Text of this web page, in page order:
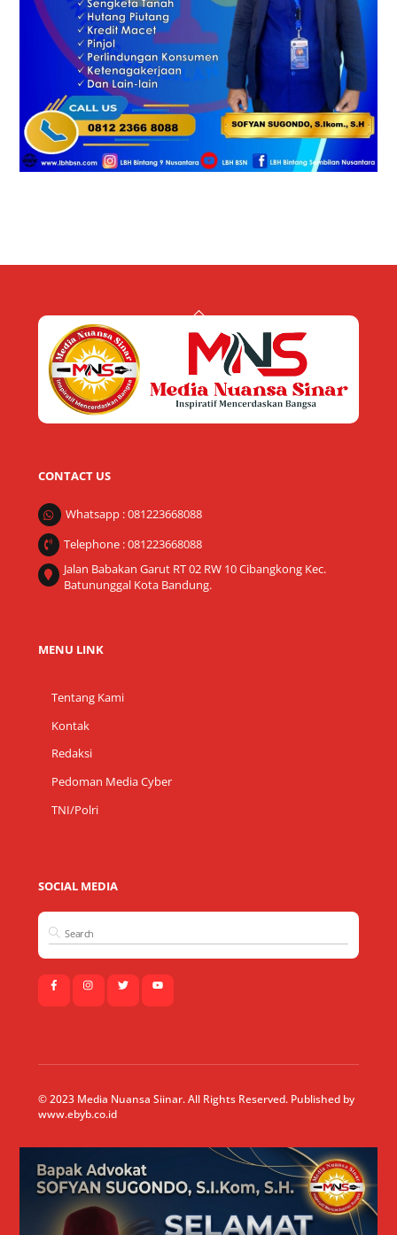
Back
Top
CONTACT US
Whatsapp : 081223668088
Telephone : 081223668088
Jalan Babakan Garut RT 02 RW 10 Cibangkong Kec.
Batununggal Kota Bandung.
MENU LINK
Tentang Kami
Kontak
Redaksi
Pedoman Media Cyber
TNI/Polri
SOCIAL MEDIA
© 2023 Media Nuansa Siinar. All Rights Reserved. Published by
www.ebyb.co.id